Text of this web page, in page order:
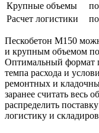
Крупные объемы
Расчет логистики
Пескобетон М150
и крупным объемом
Оптимальный формат
темпа расхода и
ремонтных и
заранее считать весь
распределить
логистику и